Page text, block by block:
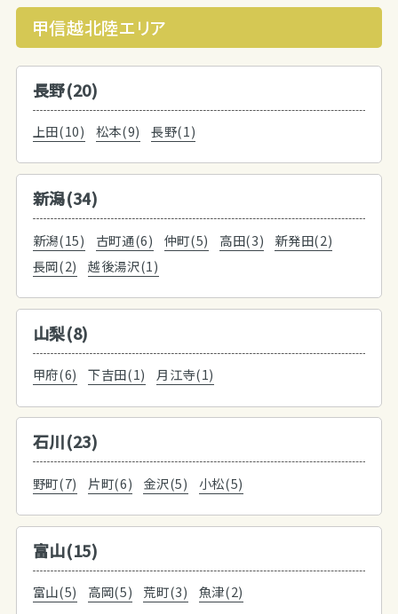
甲信越北陸エリア
長野(20)
上田(10) 松本(9) 長野(1)
新潟(34)
新潟(15) 古町通(6) 仲町(5) 高田(3)
新発田(2)
長岡(2)
越後湯沢(1)
山梨(8)
甲府(6) 下吉田(1) 月江寺(1)
石川(23)
野町(7) 片町(6) 金沢(5) 小松(5)
富山(15)
富山(5) 高岡(5) 荒町(3) 魚津(2)